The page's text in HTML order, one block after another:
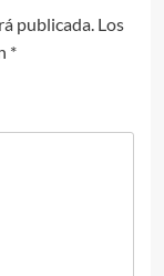
publicada. Los
*